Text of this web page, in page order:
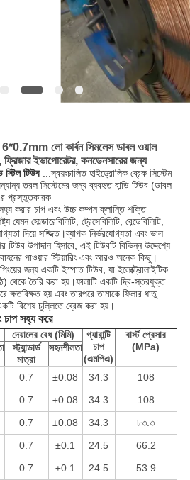
লো কার্বন সিমলেস ডাবল ওয়াল
ফ্রিজার ইভাপোরেটর, কনডেনসারের জন্য
স্টিল টিউব...স্বয়ংচালিত হাইড্রোলিক ব্রেক সিস্টেম
তরল সিস্টেমের জন্য ব্যবহৃত বান্ডি টিউব (ডাবল
প্রস্তুতকারক
করার চাপ এবং উচ্চ কম্পন ক্লান্তি শক্তি
সোল্ডারেবিলিটি, ট্রেসেবিলিটি, বেন্ডেবিলিটি,
দিয়ে সজ্জিত।ব্যাপক নির্ভরযোগ্যতা এবং ভাল
টিউব উপাদান হিসাবে, এই টিউবটি বিভিন্ন উদ্দেশ্যে
পাওয়ার স্টিয়ারিং এবং আরও অনেক কিছু।
জন্য একটি ইস্পাত টিউব, যা ইলেক্ট্রোলাইটিক
থেকে তৈরি করা হয়।ফালাটি একটি দ্বি-স্তরযুক্ত
ক্ষতবিক্ষত হয় এবং তারপরে তামাকে ফিলার ধাতু
বিশেষ চুল্লিতে ব্রেজ করা হয়।
চাপ সহ্য করে
দেয়ালের বেধ (মিমি)
গ্যারান্টি
চাপ
(এমপিএ)
বার্স্ট প্রেসার
(MPa)
স্ট্যান্ডার্ড
মাত্রা
সহনশীলতা
0.7 ±0.08 34.3
108
0.7 ±0.08 34.3
108
0.7 ±0.08 34.3
৮৩.৩
0.7 ±0.1 24.5
66.2
0.7 ±0.1 24.5 53.9